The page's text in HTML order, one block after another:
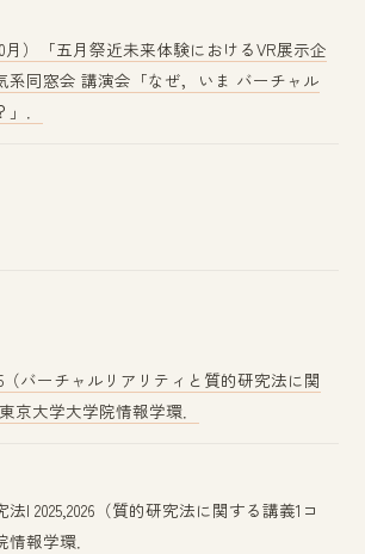
月）「五月祭近未来体験におけるVR展示企
系同窓会 講演会「なぜ，いま バーチャル
．
（バーチャルリアリティと質的研究法に関
京大学大学院情報学環．
I 2025,2026（質的研究法に関する講義1コ
報学環．